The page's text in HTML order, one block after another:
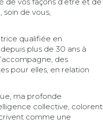
de vous,
qualifiée en
plus de 30 ans à
des
pour elles, en relation
ma profonde
collective, colorent
comme une